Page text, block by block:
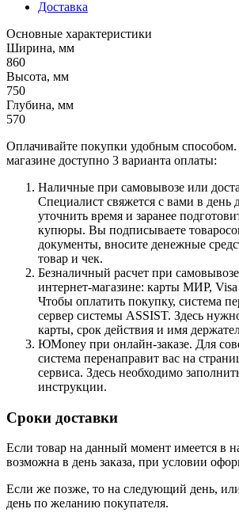
Доставка
Основные характеристики
Ширина, мм
860
Высота, мм
750
Глубина, мм
570
Оплачивайте покупки удобным
магазине доступно 3 варианта оплаты:
Наличные при самовывозе или
Специалист свяжется с вами в день
уточнить время и заранее
купюры. Вы подписываете
документы, вносите денежные
товар и чек.
Безналичный расчет при
интернет-магазине: карты МИР, Visa
Чтобы оплатить покупку, система
сервер системы ASSIST. Здесь
карты, срок действия и имя
ЮMoney при онлайн-заказе. Для
система перенаправит вас на
сервиса. Здесь необходимо
инструкции.
Сроки доставки
Если товар на данный момент имеется в
возможна в день заказа, при условии
Если же позже, то на следующий день,
день по желанию покупателя.